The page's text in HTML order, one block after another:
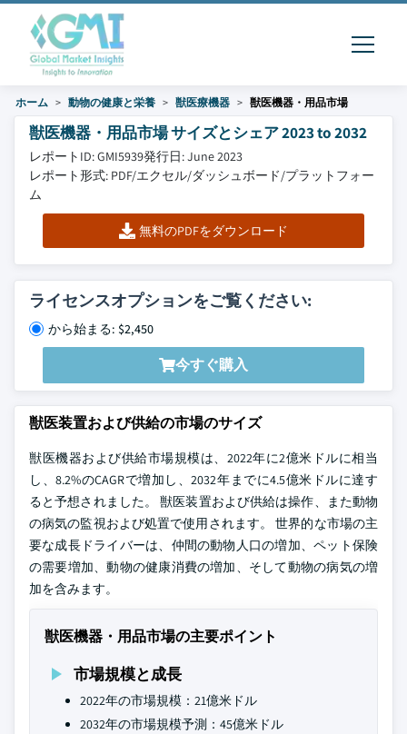
ホーム 動物の健康と栄養 獣医療機器 獣医機器・用品市場
獣医機器・用品市場 サイズとシェア 2023 to 2032
レポートID: GMI5939発行日: June 2023
レポート形式: PDF/エクセル/ダッシュボード/プラットフォー
ム
無料のPDFをダウンロード
ライセンスオプションをご覧ください:
から始まる: $2,450
今すぐ購入
獣医装置および供給の市場のサイズ
獣医機器および供給市場規模は、2022年に2億米ドルに相当
し、8.2%のCAGRで増加し、2032年までに4.5億米ドルに達す
ると予想されました。 獣医装置および供給は操作、また動物
の病気の監視および処置で使用されます。 世界的な市場の主
要な成長ドライバーは、仲間の動物人口の増加、ペット保険
の需要増加、動物の健康消費の増加、そして動物の病気の増
加を含みます。
獣医機器・用品市場の主要ポイント
市場規模と成長
2022年の市場規模：21億米ドル
2032年の市場規模予測：45億米ドル